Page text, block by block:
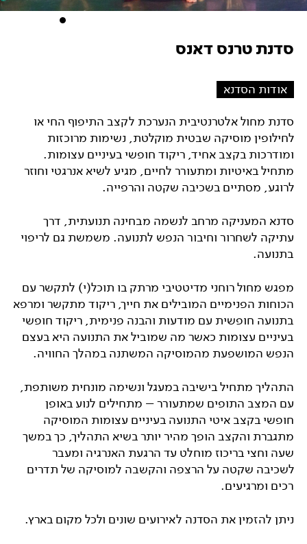
סדנת טרנס דאנס
אודות הסדנא
סדנת מחול אלטרנטיבית הנערכת לקצב התיפוף החי או
לחילופין מוסיקה שבטית מוקלטת, נשימות מרוכזות
ומודרכות בקצב אחיד, ריקוד חופשי בעיניים עצומות.
מתחיל באיטיות ומתעורר לחיים, מגיע לשיא אנרגטי וחוזר
לרוגע, מסתיים בשכיבה שקטה והרפייה.
סדנא המעניקה מרחב לנשמה מבחינה תנועתית, דרך
עתיקה לשחרור וחיבור הנפש לתנועה. משמשת גם לריפוי
בתנועה.
מפגש מחול רוחני מדיטטיבי מרתק בו תוכל(י) לתקשר עם
הכוחות הפנימיים המובילים את חייך, ריקוד מתקשר ומרפא
בתנועה חופשית עם מודעות והבנה פנימית, ריקוד חופשי
בעיניים עצומות כאשר מה שמוביל את התנועה היא בעצם
הנפש המושפעת מהמוסיקה המשתנה במהלך החוויה.
התהליך מתחיל בישיבה במעגל ונשימה מונחית משותפת,
עם המצב התופים שמתעורר – מתחילים לנוע באופן
חופשי בקצב איטי התנועה בעיניים עצומות המוסיקה
מתגברת והקצב הופך מהיר יותר בשיא התהליך, כך במשך
שעה וחצי בריכוז מוחלט עד הרגעת האנרגיה ומעבר
לשכיבה שקטה על הרצפה והקשבה למוסיקה של תדרים
רכים ומרגיעים.
ניתן להזמין את הסדנה לאירועים שונים ולכל מקום בארץ.